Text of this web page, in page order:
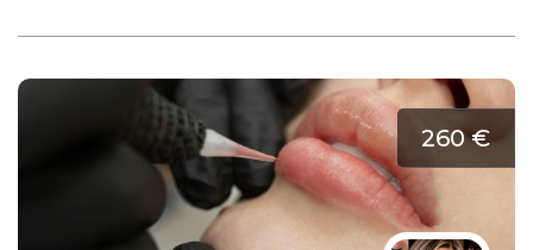
260 €